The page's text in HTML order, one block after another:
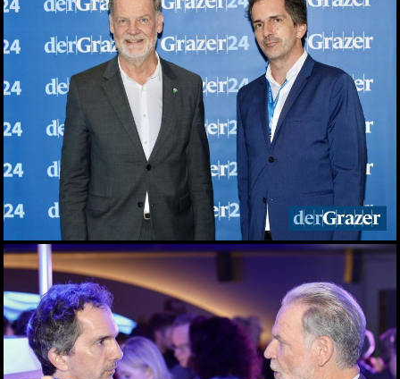
08.06.2026
Der Sommer ist da! 28.
Wirtschaftsstammtisch
im San Pietro
02.06.2026
Bitte lächeln! Diese Gäste
durften wir beim 28.
Stammtisch begrüßen
02.06.2026
Elefantenrunde zur Grazer
Gemeinderatswahl 2026
01.06.2026
Fit im Job 2026 - der
steirische
Gesundheitspreis
01.06.2026
Biergarten-Opening am
Schlossberg
31.05.2026